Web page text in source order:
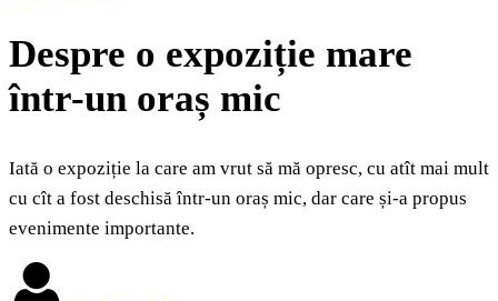
Despre o expoziție mare
într-un oraș mic
Iată o expoziție la care am vrut să mă opresc, cu atît mai mult
cu cît a fost deschisă într-un oraș mic, dar care și-a propus
evenimente importante.